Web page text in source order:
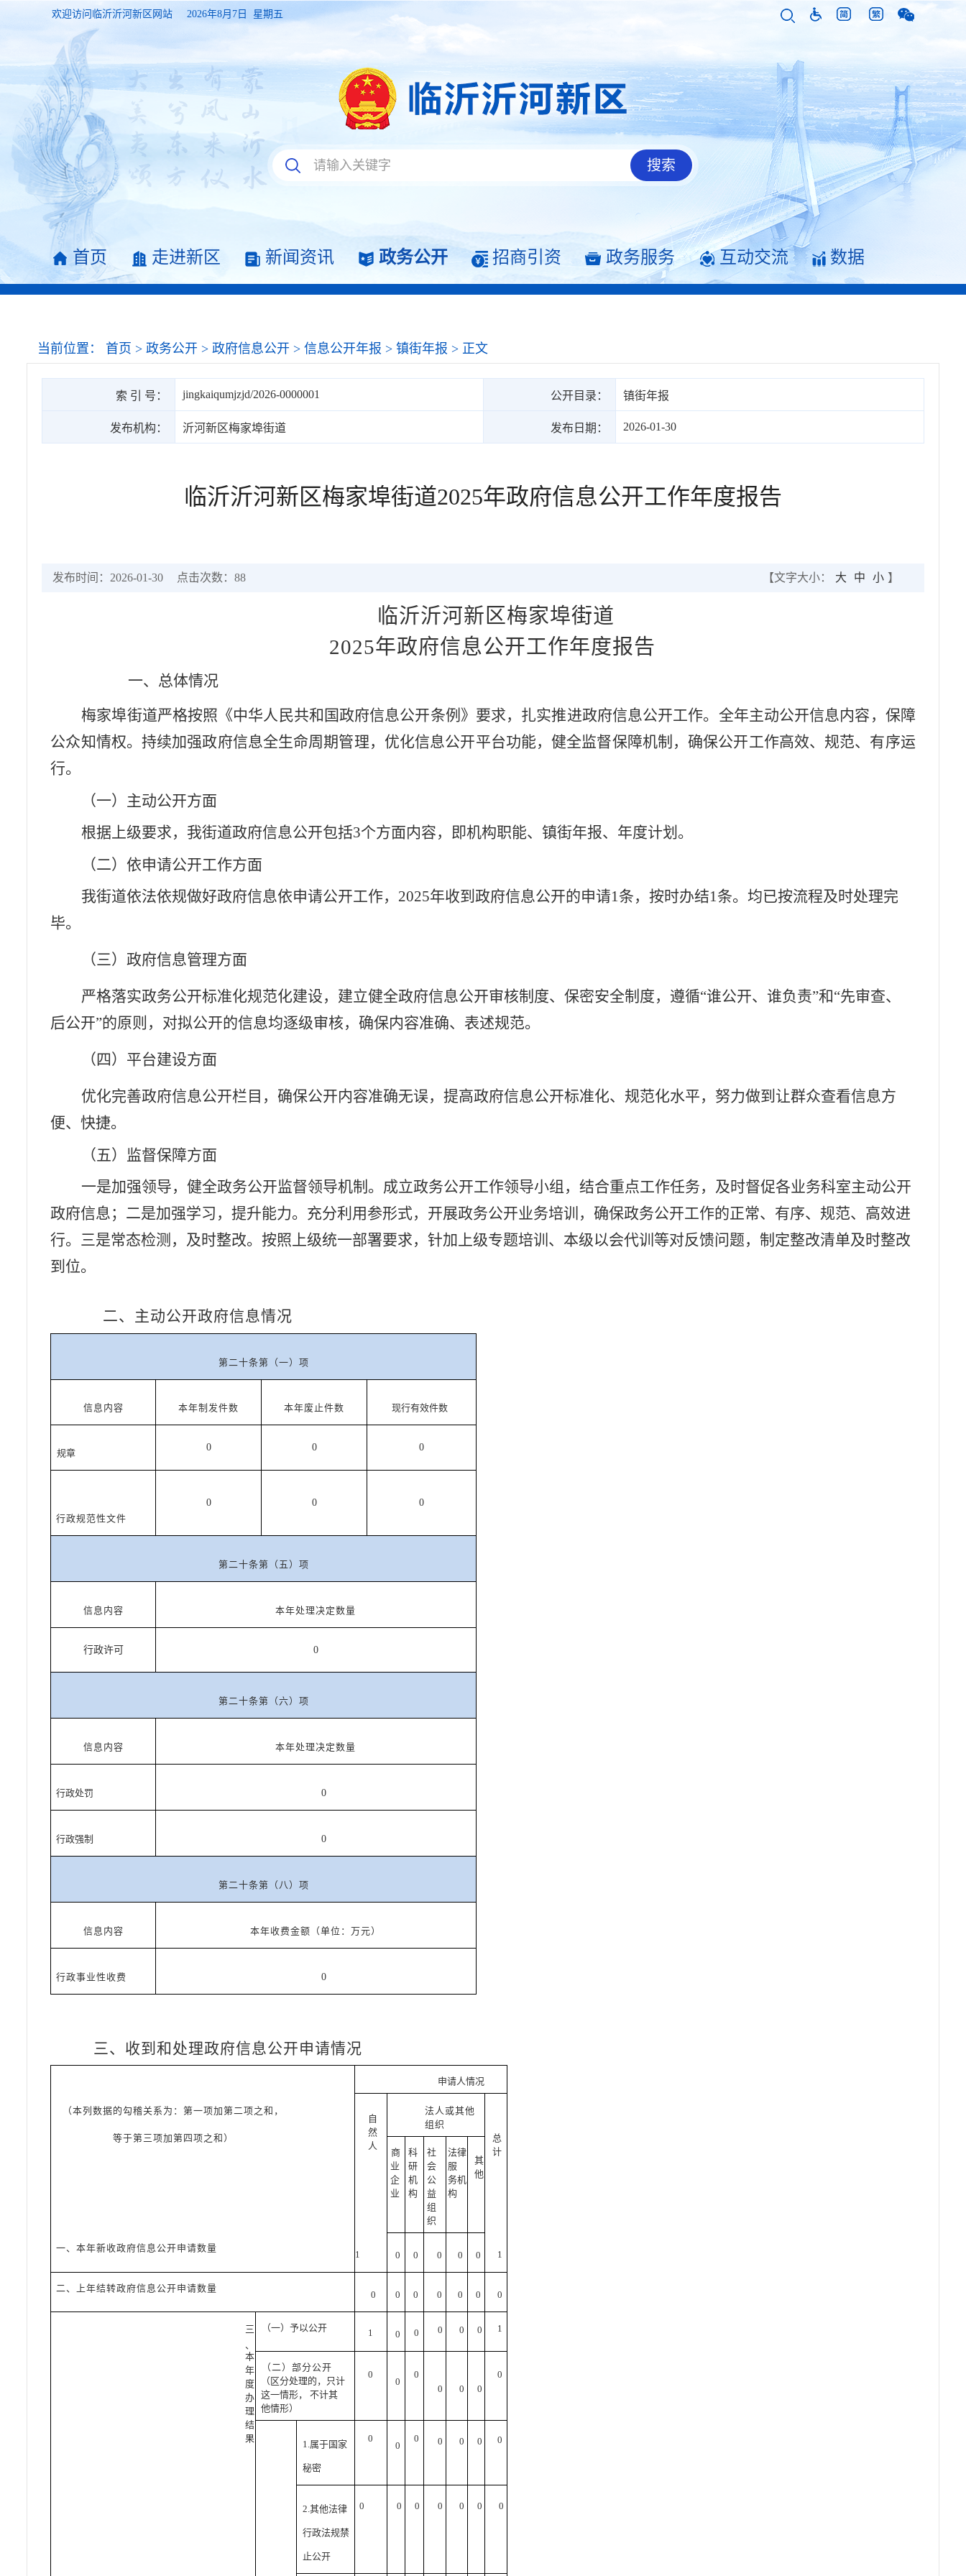
欢迎访问临沂沂河新区网站 2026年8月7日 星期五
首页 走进新区 新闻资讯 政务公开 招商引资 政务服务 互动交流 数据
当前位置： 首页 > 政务公开 > 政府信息公开 > 信息公开年报 > 镇街年报 > 正文
索 引 号： jingkaiqumjzjd/2026-0000001 公开目录： 镇街年报
发布机构： 沂河新区梅家埠街道 发布日期： 2026-01-30
临沂沂河新区梅家埠街道2025年政府信息公开工作年度报告
发布时间：2026-01-30 点击次数： 88 【文字大小： 大 中 小 】
临沂沂河新区梅家埠街道
2025年政府信息公开工作年度报告
一、总体情况
梅家埠街道严格按照 《中华人民共和国政府信息公开条例》要求，扎实推进政府信息公开工作。全年主动公开信息内容，保障
公众知情权。持续加强政府信息全生命周期管理，优化信息公开平台功能，健全监督保障机制，确保公开工作高效、规范、有序运
行。
（一） 主动公开方面
根据上级要求，我街道政府信息公开包括3个方面内容，即机构职能、镇街年报、年度计划。
（二）依申请公开工作方面
我街道依法依规做好政府信息依申请公开工作， 2025年收到政府信息公开的申请1条，按时办结1条。均已按流程及时处理完
毕。
（三）政府信息管理方面
严格落实政务公开标准化规范化建设，建立健全政府信息公开审核制度、保密安全制度，遵循“谁公开、谁负责”和“先审查、
后公开”的原则，对拟公开的信息均逐级审核，确保内容准确、表述规范。
（四）平台建设方面
优化完善政府信息公开栏目，确保公开内容准确无误，提高政府信息公开标准化、规范化水平，努力做到让群众查看信息方
便、快捷。
（五） 监督保障方面
一是加强领导，健全政务公开监督领导机制。成立政务公开工作领导小组，结合重点工作任务，及时督促各业务科室主动公开
政府信息；二是加强学习，提升能力。充分利用参形式，开展政务公开业务培训，确保政务公开工作的正常、有序、规范、高效进
行。三是常态检测，及时整改。按照上级统一部署要求，针加上级专题培训、本级以会代训等对反馈问题，制定整改清单及时整改
到位。
二、主动公开政府信息情况
第二十条第（一）项
信息内容 本年制发件数 本年废止件数 现行有效件数
规章
0 0 0
行政规范性文件
0 0 0
第二十条第（五）项
信息内容 本年处理决定数量
行政许可 0
第二十条第（六）项
信息内容 本年处理决定数量
行政处罚 0
行政强制 0
第二十条第（八）项
信息内容 本年收费金额（单位：万元）
行政事业性收费 0
三、收到和处理政府信息公开申请情况
（本列数据的勾稽关系为：第一项加第二项之和，
等于第三项加第四项之和）
申请人情况
自
然
人
法人或其他
组织
总
计
商
业
企
业
科
研
机
构
社
会
公
益
组
织
法律
服
务机
构
其
他
一、本年新收政府信息公开申请数量
1 0 0 0 0 0 1
二、上年结转政府信息公开申请数量
0 0 0 0 0 0 0
三
、
本
年
度
办
理
结
果
（一）予以公开 1 0 0 0 0 0 1
（二）部分公开
（区分处理的，只计
这一情形， 不计其
他情形）
0
0
0
0
0 0
0
1.属于国家
秘密
0
0
0 0 0 0 0
2.其他法律
行政法规禁
止公开
0 0 0 0 0 0 0